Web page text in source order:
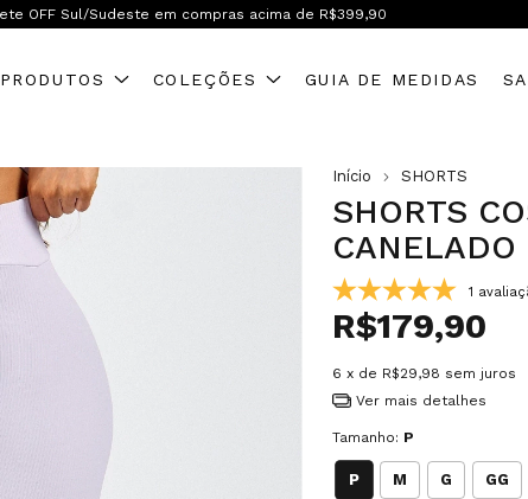
Frete OFF Brasil inteiro! A partir de R$599,90
PRODUTOS COLEÇÕES GUIA DE MEDIDAS
Início SHORTS
SHORTS
CANELADO
1
R$179,90
6 x de R$29,98 sem juros
Ver mais detalhes
Tamanho: P
P M G GG